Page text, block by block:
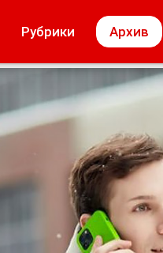
Рубрики Архив
МОЁ! Плюс
Образование